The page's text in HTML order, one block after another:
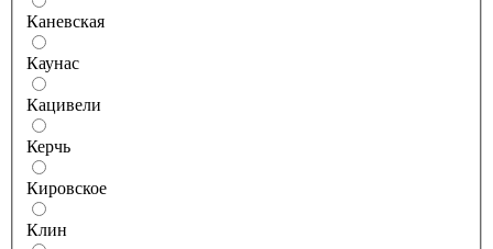
Каневская
Каунас
Кацивели
Керчь
Кировское
Клин